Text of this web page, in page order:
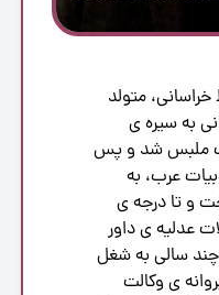
متولد
به سیره ى
ملبس شد و پس
عرب، به
و تا درجه ى
عدلیه ى داور
سالى به شغل
ى وکالت